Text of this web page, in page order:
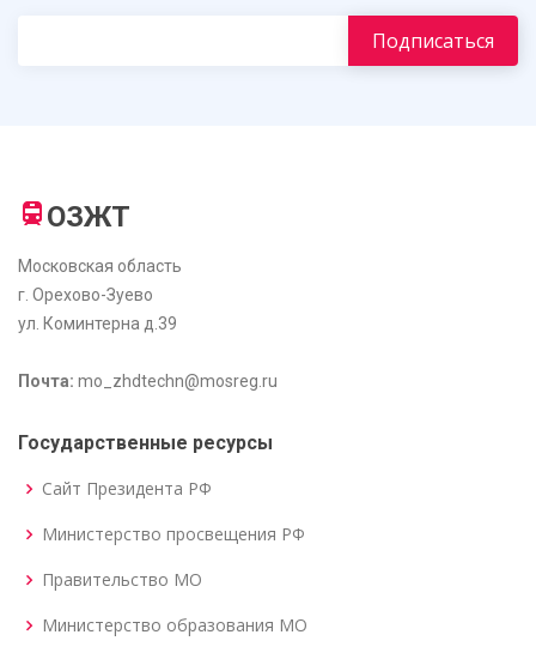
ОЗЖТ
Московская область
г. Орехово-Зуево
ул. Коминтерна д.39
Почта: mo_zhdtechn@mosreg.ru
Государственные ресурсы
Сайт Президента РФ
Министерство просвещения РФ
Правительство МО
Министерство образования МО